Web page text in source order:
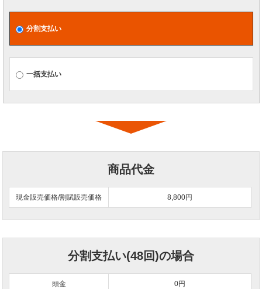
分割支払い
一括支払い
商品代金
現金販売価格/割賦販売価格 8,800円
分割支払い(48回)の場合
頭金 0円